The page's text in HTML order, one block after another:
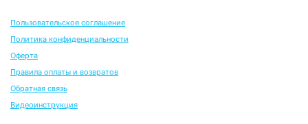
Пользовательское соглашение
Политика конфиденциальности
Оферта
Правила оплаты и возвратов
Обратная связь
Видеоинструкция